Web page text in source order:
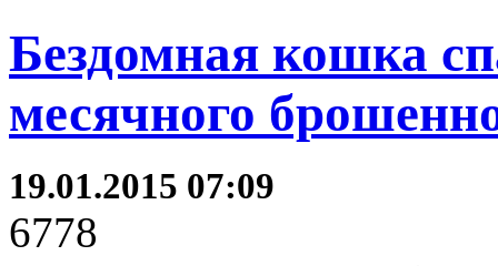
Бездомная кошка
месячного
19.01.2015 07:09
6778